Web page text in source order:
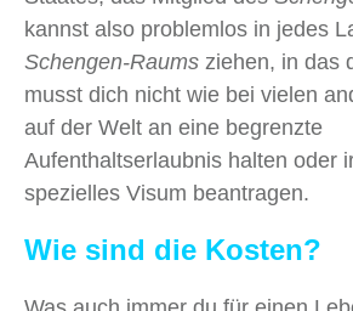
kannst also problemlos in jedes
Schengen-Raums ziehen, in das
musst dich nicht wie bei vielen
auf der Welt an eine begrenzte
Aufenthaltserlaubnis halten oder
spezielles Visum beantragen.
Wie sind die Kosten?